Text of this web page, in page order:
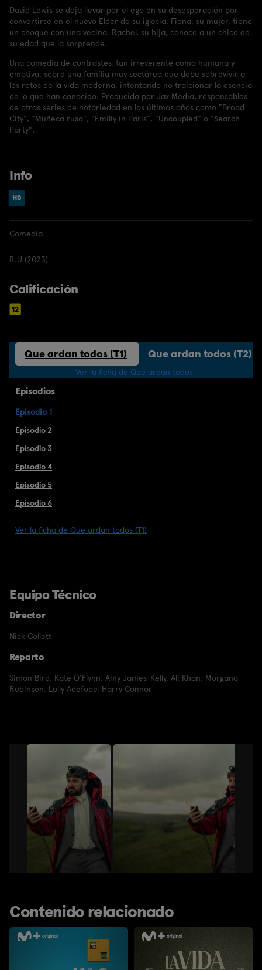
David Lewis se deja llevar por el ego en su desesperación por
convertirse en el nuevo Elder de su iglesia. Fiona, su mujer, tiene
un choque con una vecina. Rachel, su hija, conoce a un chico de
su edad que la sorprende.
Una comedia de contrastes, tan irreverente como humana y
emotiva, sobre una familia muy sectárea que debe sobrevivir a
los retos de la vida moderna, intentando no traicionar la esencia
de lo que han conocido. Producida por Jax Media, responsables
de otras series de notoriedad en los últimos años como "Broad
City", "Muñeca rusa", "Emiliy in Paris", "Uncoupled" o "Search
Party".
Info
Comedia
R.U (2023)
Calificación
Que ardan todos (T1) Que ardan todos (T2)
Ver la ficha de Que ardan todos
Episodios
Episodio 1
Episodio 2
Episodio 3
Episodio 4
Episodio 5
Episodio 6
Ver la ficha de Que ardan todos (T1)
Equipo Técnico
Director
Nick Collett
Reparto
Simon Bird, Kate O'Flynn, Amy James-Kelly, Ali Khan, Morgana
Robinson, Lolly Adefope, Harry Connor
Contenido relacionado